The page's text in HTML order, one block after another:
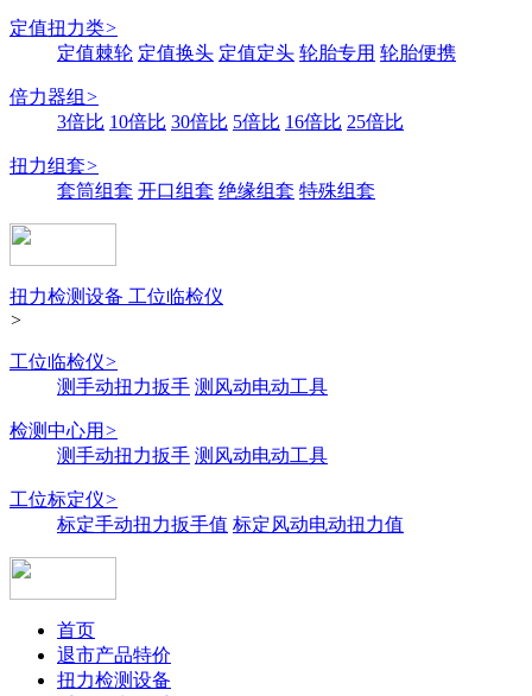
定值扭力类>
定值棘轮 定值换头 定值定头 轮胎专用 轮胎便携
倍力器组 >
3倍比 10倍比 30倍比 5倍比 16倍比 25倍比
扭力组套>
套筒组套 开口组套 绝缘组套 特殊组套
扭力检测设备 工位临检仪
>
工位临检仪>
测手动扭力扳手 测风动电动工具
检测中心用 >
测手动扭力扳手 测风动电动工具
工位标定仪>
标定手动扭力扳手值 标定风动电动扭力值
首页
退市产品特价
扭力检测设备